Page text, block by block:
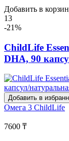
Добавить в
13
-21%
ChildLife
DHA, 90
Добавить в
Омега 3 ChildLife
7600 ₸